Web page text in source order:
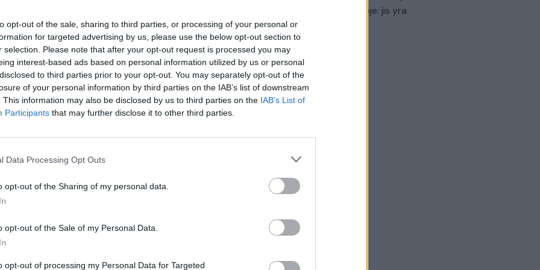
opt-out of the sale, sharing to third parties, or processing of your personal or
for targeted advertising by us, please use the below opt-out section to
selection. Please note that after your opt-out request is processed you may
interest-based ads based on personal information utilized by us or personal
to third parties prior to your opt-out. You may separately opt-out of the
of your personal information by third parties on the IAB’s list of downstream
This information may also be disclosed by us to third parties on the IAB’s List of
Participants that may further disclose it to other third parties.
Data Processing Opt Outs
opt-out of the Sharing of my personal data.
opt-out of the Sale of my Personal Data.
opt-out of processing my Personal Data for Targeted
netektys žūtys tragedija
–
Liūdna vyresnio amžiaus dirbančiųjų
įsitvirtinti Ukrainos politikoje: jis yra
neteisus